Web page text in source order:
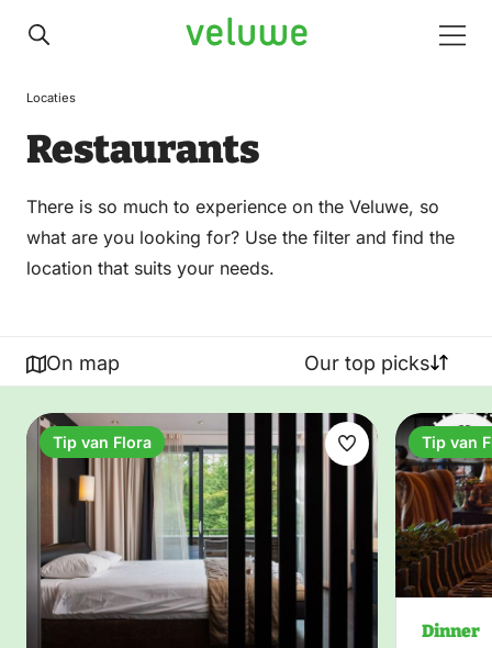
Veluwe
Locaties
Restaurants
There is so much to experience on the Veluwe, so
what are you looking for? Use the filter and find the
location that suits your needs.
On map Our top picks
Tip van Flora
Make
favorite
Dinner
Tip van